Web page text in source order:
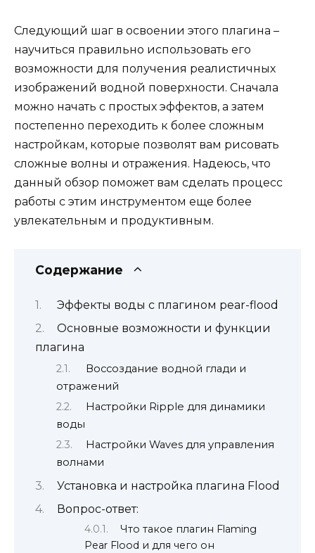
Следующий шаг в освоении этого плагина –
научиться правильно использовать его
возможности для получения реалистичных
изображений водной поверхности. Сначала
можно начать с простых эффектов, а затем
постепенно переходить к более сложным
настройкам, которые позволят вам рисовать
сложные волны и отражения. Надеюсь, что
данный обзор поможет вам сделать процесс
работы с этим инструментом еще более
увлекательным и продуктивным.
Содержание
Эффекты воды с плагином pear-flood
Основные возможности и функции
плагина
Воссоздание водной глади и
отражений
Настройки Ripple для динамики
воды
Настройки Waves для управления
волнами
Установка и настройка плагина Flood
Вопрос-ответ:
Что такое плагин Flaming
Pear Flood и для чего он